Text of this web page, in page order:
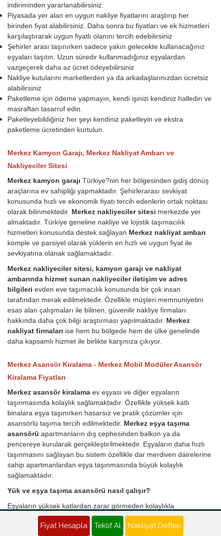
indiriminden yararlanabilirsiniz.
Piyasada yer alan en uygun nakliye fiyatlarını araştırıp her
birinden fiyat alabilirsiniz. Daha sonra bu fiyatları ve ek hizmetleri
karşılaştırarak uygun fiyatlı olanını tercih edebilirsiniz
Şehirler arası taşınırken sadece yakın gelecekte kullanacağınız
eşyaları taşıtın. Uzun süredir kullanmadığınız eşyalardan
vazgeçerek daha az ücret ödeyebilirsiniz
Nakliye kutularını marketlerden ya da arkadaşlarınızdan ücretsiz
alabilirsiniz
Paketleme için ödeme yapmayın, kendi işinizi kendiniz halledin ve
masraftan tasarruf edin.
Paketleyebildiğiniz her şeyi kendiniz paketleyin ve ekstra
paketleme ücretinden kurtulun.
Merkez Kamyon Garajı, Merkez Nakliyat Ambarı ve
Nakliyeciler Sitesi
Merkez kamyon garajı Türkiye?nin her bölgesinden gidiş dönüş
araçlarına ev sahipliği yapmaktadır. Şehirlerarası sevkiyat
konusunda hızlı ve ekonomik fiyatı tercih edenlerin ortak noktası
olarak bilinmektedir. Merkez nakliyeciler sitesi merkezde yer
almaktadır. Türkiye geneline nakliye ve lojistik taşımacılık
hizmetleri konusunda destek sağlayan Merkez nakliyat ambarı
komple ve parsiyel olarak yüklerin en hızlı ve uygun fiyat ile
sevkiyatına olanak sağlamaktadır.
Merkez nakliyeciler sitesi, kamyon garajı ve nakliyat
ambarında hizmet sunan nakliyeciler iletişim ve adres
bilgileri evden eve taşımacılık konusunda bir çok insan
tarafından merak edilmektedir. Özellikle müşteri memnuniyetini
esas alan çalışmaları ile bilinen, güvenilir nakliye firmaları
hakkında daha çok bilgi araştırması yapılmaktadır. Merkez
nakliyat firmaları ise hem bu bölgede hem de ülke genelinde
daha kapsamlı hizmet ile birlikte karşınıza çıkıyor.
Merkez Asansör Kiralama - Merkez Mobil Modüler Asansör
Kiralama Fiyatları
Merkez asansör kiralama ev eşyası ve diğer eşyaların
taşınmasında kolaylık sağlamaktadır. Özellikle yüksek katlı
binalara eşya taşınırken hasarsız ve pratik çözümler için
asansörlü taşıma tercih edilmektedir. Merkez eşya taşıma
asansörü apartmanların dış cephesinden balkon ya da
pencereye kurularak gerçekleştirilmektedir. Eşyaların daha hızlı
taşınmasını sağlayan bu sistem özellikle dar merdiven dairelerine
sahip apartmanlardan eşya taşınmasında büyük kolaylık
sağlamaktadır.
Yük ve eşya taşıma asansörü nasıl çalışır?
Eşyaların yüksek katlardan zarar görmeden kolaylıkla
çıkarılmasını sağlayan asansörler, tıpkı insan asansörleri gibi
mekanik bir araç üzerinde monte edilmiş sistemlerdir. Asansör
Fiyat Hesapla Teklif Al Nakliyat Defteri